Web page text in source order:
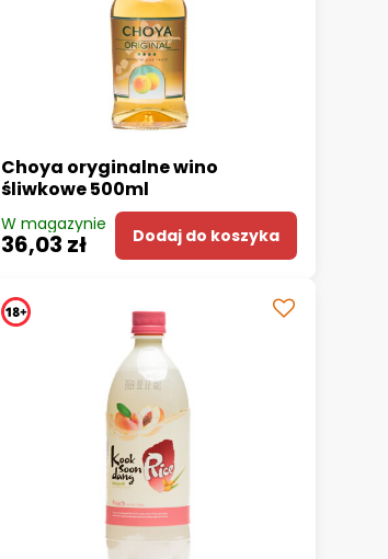
Choya oryginalne wino
śliwkowe 500ml
W magazynie
36,03 zł Dodaj do koszyka